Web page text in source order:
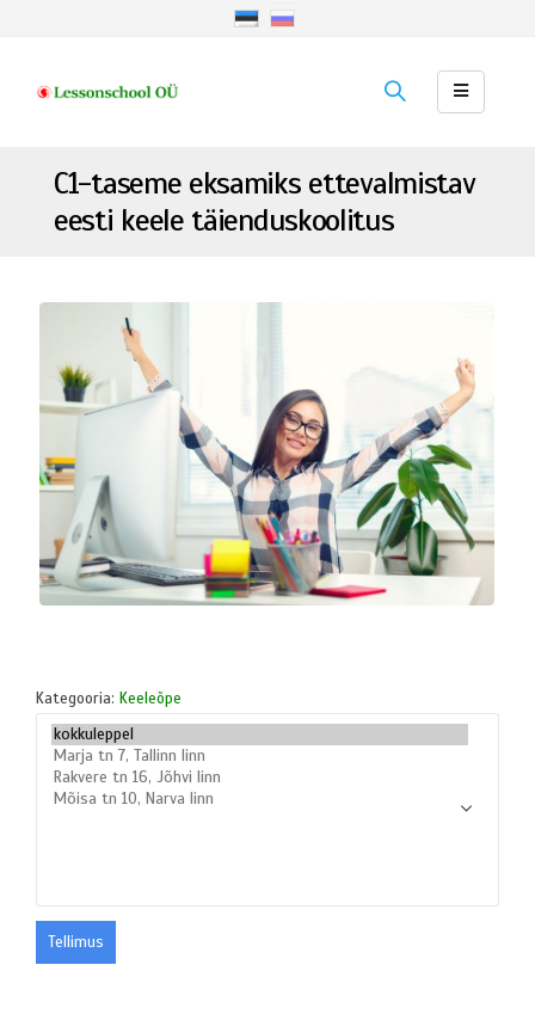
C1-taseme eksamiks ettevalmistav
eesti keele täienduskoolitus
Kategooria: Keeleõpe
Tellimus